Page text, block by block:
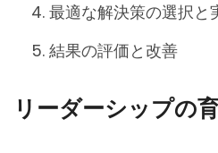
最適な解決策の選択と
結果の評価と改善
リーダーシップの